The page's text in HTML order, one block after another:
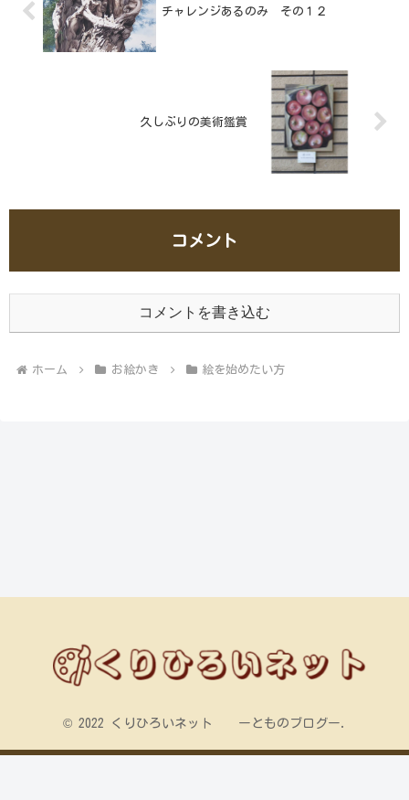
チャレンジあるのみ その１２
久しぶりの美術鑑賞
コメント
コメントを書き込む
ホーム お絵かき 絵を始めたい方
© 2022 くりひろいネット ーとものブログー.